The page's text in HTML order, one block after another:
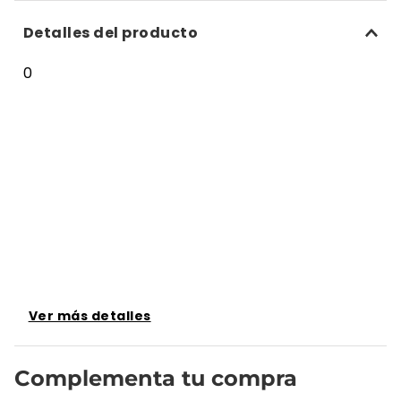
Detalles del producto
0
Ver más detalles
Complementa tu compra